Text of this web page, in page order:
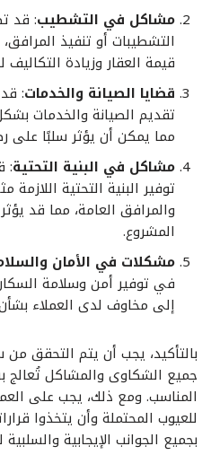
مشاكل في التشطيب: قد
التشطيبات أو تنفيذ
قيمة العقار وزيادة التكاليف
قضايا الصيانة والخدمات:
تقديم الصيانة والخدمات
مما يمكن أن يؤثر سلبًا على
مشاكل في البنية التحتية:
توفير البنية التحتية
والمرافق العامة، مما قد
المشروع.
مشكلات في الأمان
في توفير أمن وسلامة
إلى مخاوف لدى العملاء
بالتأكيد، يجب أن يتم التحقق
جميع الشكاوى والمشاكل
المناسب. ومع ذلك، يجب على
للعيوب المحتملة وأن يتخذوا
بجميع الجوانب الإيجابية